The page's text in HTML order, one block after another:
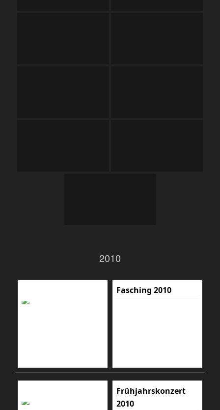
2010
Fasching 2010
Frühjahrskonzert
2010